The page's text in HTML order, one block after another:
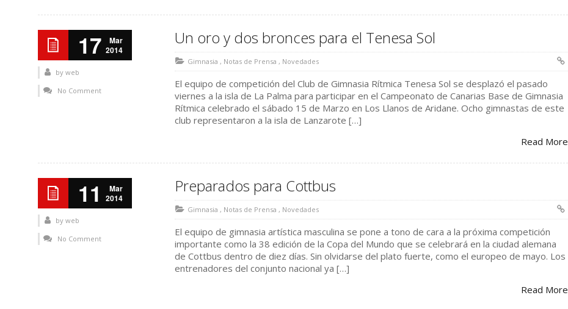
17
Mar
2014
by web
No Comment
Un oro y dos bronces para el Tenesa Sol
Gimnasia , Notas de Prensa , Novedades
El equipo de competición del Club de Gimnasia Rítmica Tenesa Sol se desplazó el pasado
viernes a la isla de La Palma para participar en el Campeonato de Canarias Base de Gimnasia
Rítmica celebrado el sábado 15 de Marzo en Los Llanos de Aridane. Ocho gimnastas de este
club representaron a la isla de Lanzarote […]
Read More
11
Mar
2014
by web
No Comment
Preparados para Cottbus
Gimnasia , Notas de Prensa , Novedades
El equipo de gimnasia artística masculina se pone a tono de cara a la próxima competición
importante como la 38 edición de la Copa del Mundo que se celebrará en la ciudad alemana
de Cottbus dentro de diez días. Sin olvidarse del plato fuerte, como el europeo de mayo. Los
entrenadores del conjunto nacional ya […]
Read More